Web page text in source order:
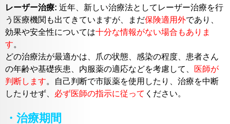
レーザー治療: 近年、新しい治療法としてレーザー治療を行
う医療機関も出てきていますが、まだ保険適用外であり、
効果や安全性については十分な情報がない場合もありま
す。
どの治療法が最適かは、爪の状態、感染の程度、患者さん
の年齢や基礎疾患、内服薬の適応などを考慮して、
医師が
判断します。自己判断で市販薬を使用したり、治療を中断
したりせず、 必ず医師の指示に従って ください。
・治療期間